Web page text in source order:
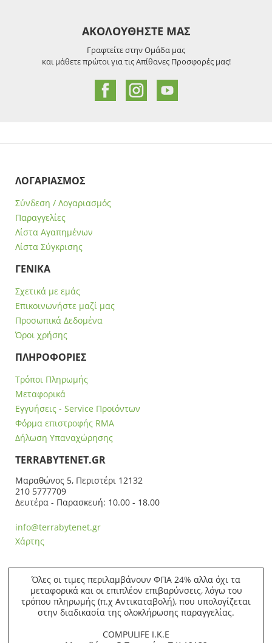
ΑΚΟΛΟΥΘΗΣΤΕ ΜΑΣ
Γραφτείτε στην Ομάδα μας
και μάθετε πρώτοι για τις Απίθανες Προσφορές μας!
ΛΟΓΑΡΙΑΣΜΟΣ
Σύνδεση / Λογαριασμός
Παραγγελίες
Λίστα Αγαπημένων
Λίστα Σύγκρισης
ΓΕΝΙΚΑ
Σχετικά με εμάς
Επικοινωνήστε μαζί μας
Προσωπικά Δεδομένα
Όροι χρήσης
ΠΛΗΡΟΦΟΡΙΕΣ
Τρόποι Πληρωμής
Μεταφορικά
Εγγυήσεις - Service Προϊόντων
Φόρμα επιστροφής RMA
Δήλωση Υπαναχώρησης
ΤERRABYTENET.GR
Μαραθώνος 5, Περιστέρι 12132
210 5777709
Δευτέρα - Παρασκευή: 10.00 - 18.00
info@terrabytenet.gr
Χάρτης
Όλες οι τιμες περιλαμβάνουν ΦΠΑ 24% αλλα όχι τα
μεταφορικά και οι επιπλέον επιβαρύνσεις, λόγω του
τρόπου πληρωμής (π.χ Αντικαταβολή), που υπολογίζεται
στην διαδικασία της ολοκλήρωσης παραγγελίας.
COMPULIFE Ι.Κ.Ε